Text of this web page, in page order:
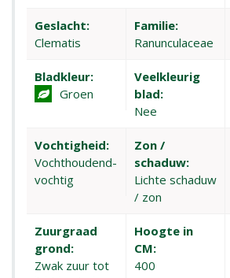
Geslacht:
Clematis
Familie:
Ranunculaceae
Bladkleur:
Groen
Veelkleurig
blad:
Nee
Vochtigheid:
Vochthoudend-
vochtig
Zon /
schaduw:
Lichte schaduw
/ zon
Zuurgraad
grond:
Zwak zuur tot
Hoogte in
CM:
400